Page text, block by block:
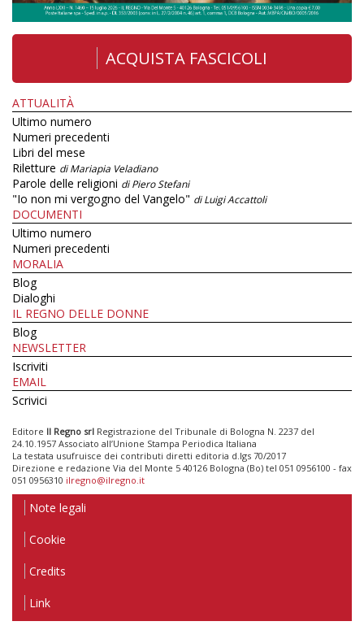
ACQUISTA FASCICOLI
ATTUALITÀ
Ultimo numero
Numeri precedenti
Libri del mese
Riletture di Mariapia Veladiano
Parole delle religioni di Piero Stefani
"Io non mi vergogno del Vangelo" di Luigi Accattoli
DOCUMENTI
Ultimo numero
Numeri precedenti
MORALIA
Blog
Dialoghi
IL REGNO DELLE DONNE
Blog
NEWSLETTER
Iscriviti
EMAIL
Scrivici
Editore Il Regno srl Registrazione del Tribunale di Bologna N. 2237 del
24.10.1957 Associato all’Unione Stampa Periodica Italiana
La testata usufruisce dei contributi diretti editoria d.lgs 70/2017
Direzione e redazione Via del Monte 5 40126 Bologna (Bo) tel 051 0956100 - fax
051 0956310 ilregno@ilregno.it
Note legali
Cookie
Credits
Link